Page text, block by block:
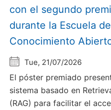
con el segundo
durante la Escuela
Conocimiento
Tue, 21/07/2026
El póster premiado
sistema basado en
(RAG) para facilitar el